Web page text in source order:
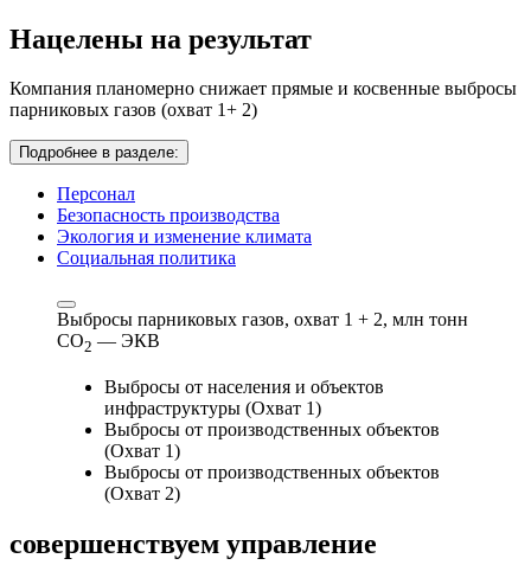
Нацелены на результат
Компания планомерно снижает прямые и косвенные выбросы
парниковых газов (охват 1+ 2)
Подробнее в разделе:
Персонал
Безопасность производства
Экология и изменение климата
Социальная политика
Выбросы парниковых газов, охват 1 + 2, млн тонн
СО2 — ЭКВ
Выбросы от населения и объектов
инфраструктуры (Охват 1)
Выбросы от производственных объектов
(Охват 1)
Выбросы от производственных объектов
(Охват 2)
совершенствуем управление